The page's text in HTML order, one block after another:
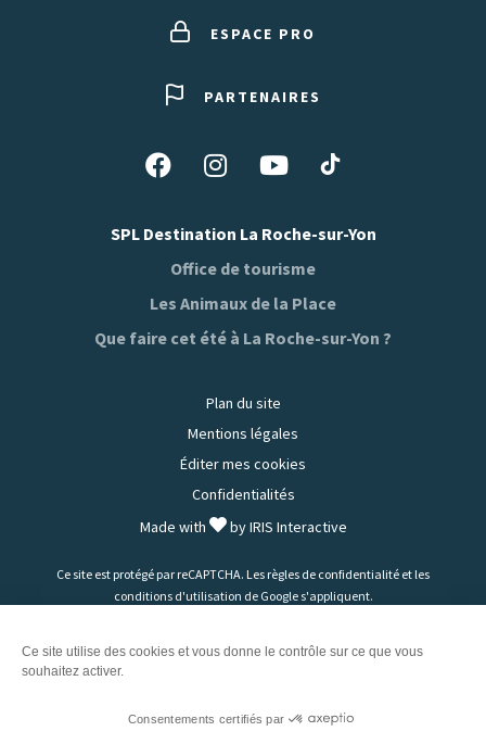
ESPACE PRO
PARTENAIRES
Suivez-
sur
Facebook
Suivez-
sur
Instagram
Suivez-
sur
Youtube
Suivez-
sur
SPL Destination La Roche-sur-Yon
Office de tourisme
Les Animaux de la Place
Que faire cet été à La Roche-sur-Yon ?
Plan du site
Mentions légales
Éditer mes cookies
Confidentialités
Made with
byIRIS Interactive
Ce site est protégé par reCAPTCHA. Les règles de confidentialité et les
conditions d'utilisation de Google s'appliquent.
Ce site utilise des cookies et vous donne le contrôle sur ce que vous
souhaitez activer.
Consentements certifiés par